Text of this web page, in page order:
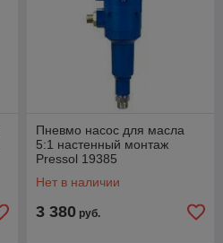
Пневмо насос для масла
5:1 настенный монтаж
Pressol 19385
Нет в наличии
3 380 руб.